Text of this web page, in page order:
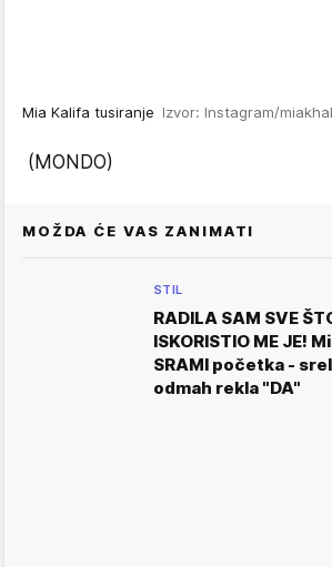
Mia Kalifa tusiranje Izvor: Instagram/
(MONDO)
MOŽDA ĆE VAS ZANIMATI
STIL
RADILA SAM SVE
ISKORISTIO ME JE!
SRAMI početka -
odmah rekla "DA"